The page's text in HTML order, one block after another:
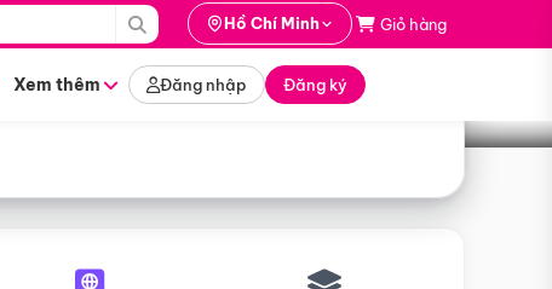
Hồ Chí Minh Giỏ hàng
Xem thêm Đăng nhập Đăng ký
Tìm tour